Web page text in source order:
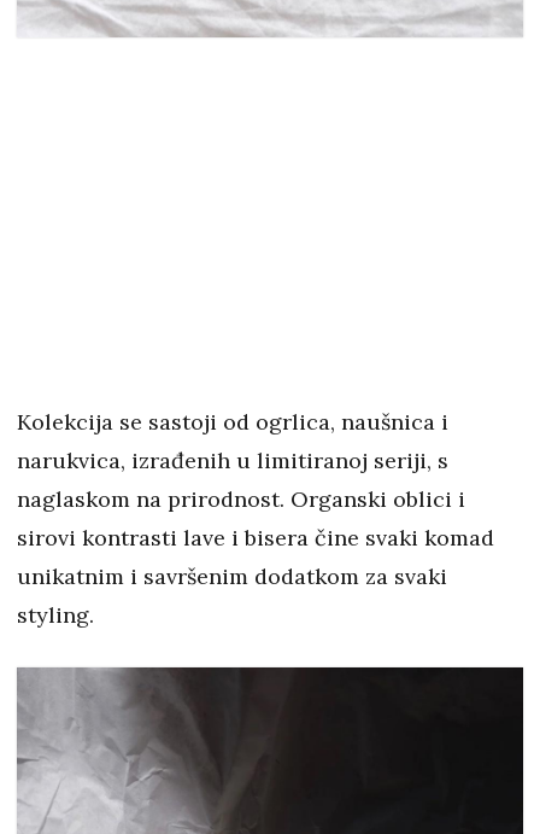
Kolekcija se sastoji od ogrlica, naušnica i
narukvica, izrađenih u limitiranoj seriji, s
naglaskom na prirodnost. Organski oblici i
sirovi kontrasti lave i bisera čine svaki komad
unikatnim i savršenim dodatkom za svaki
styling.